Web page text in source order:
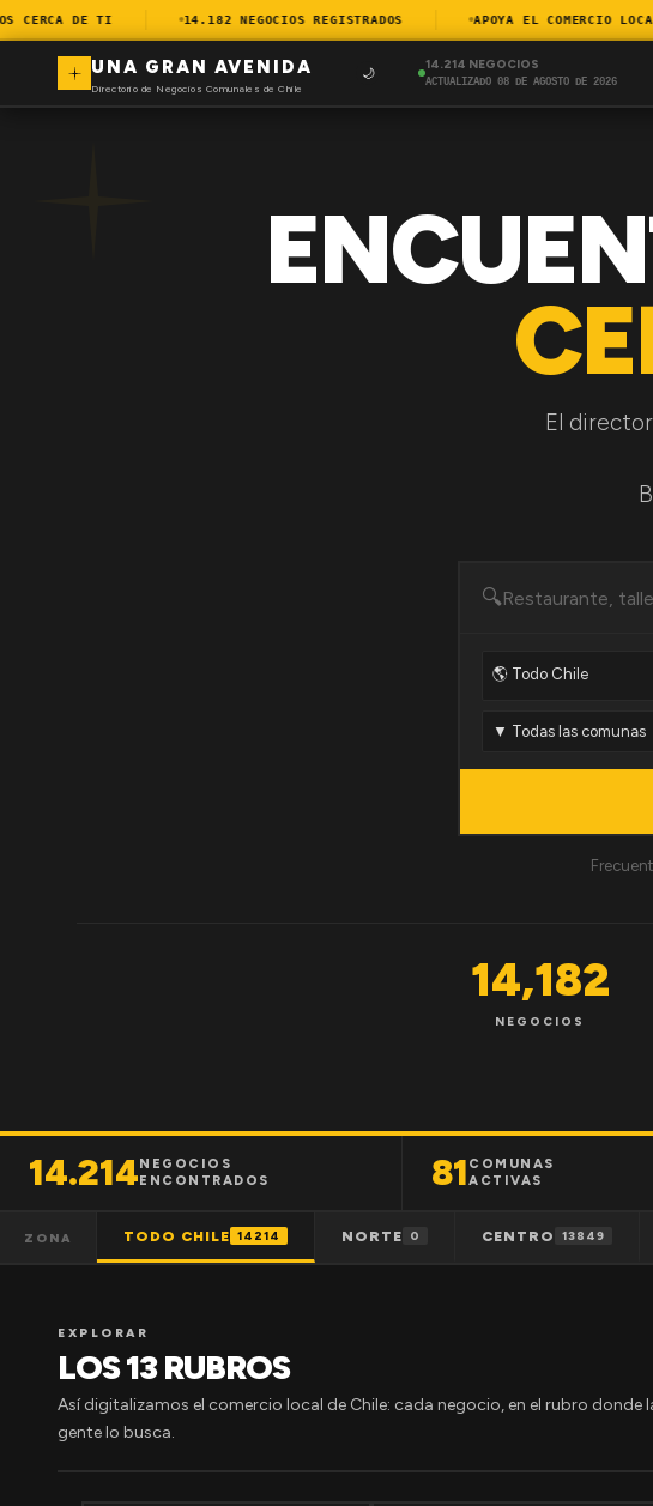
CERCA DE TI 14.182 NEGOCIOS REGISTRADOS APOYA EL COMERCIO LOCAL
UNA GRAN AVENIDA
Directorio de Negocios Comunales de Chile
🌙
14.214 NEGOCIOS
ACTUALIZADO 08 DE AGOSTO DE 2026
El
🔍
14,182
NEGOCIOS
14.214NEGOCIOS
ENCONTRADOS
81COMUNAS
ACTIVAS
ZONA TODO CHILE 14214 NORTE 0 CENTRO 13849
EXPLORAR
LOS 13 RUBROS
Así digitalizamos el comercio local de Chile: cada negocio, en el rubro donde
gente lo busca.